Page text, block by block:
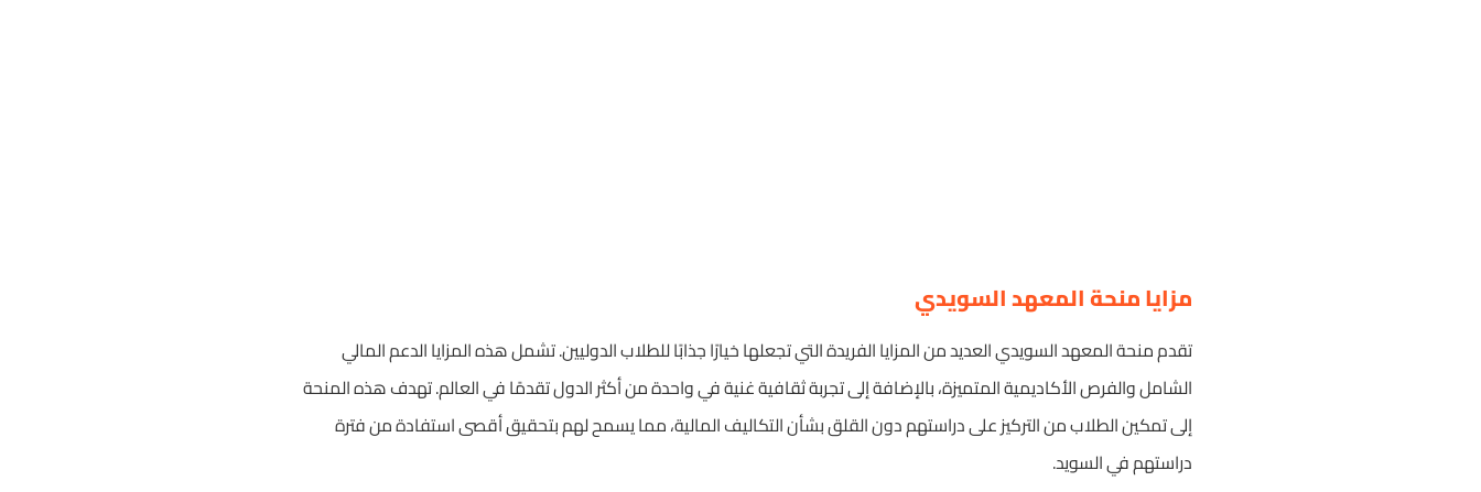
مزايا منحة المعهد السويدي
تقدم منحة المعهد السويدي العديد من المزايا الفريدة التي تجعلها خيارًا جذابًا للطلاب الدوليين. تشمل هذه المزايا الدعم المالي
الشامل والفرص الأكاديمية المتميزة، بالإضافة إلى تجربة ثقافية غنية في واحدة من أكثر الدول تقدمًا في العالم. تهدف هذه المنحة
إلى تمكين الطلاب من التركيز على دراستهم دون القلق بشأن التكاليف المالية، مما يسمح لهم بتحقيق أقصى استفادة من فترة
دراستهم في السويد.